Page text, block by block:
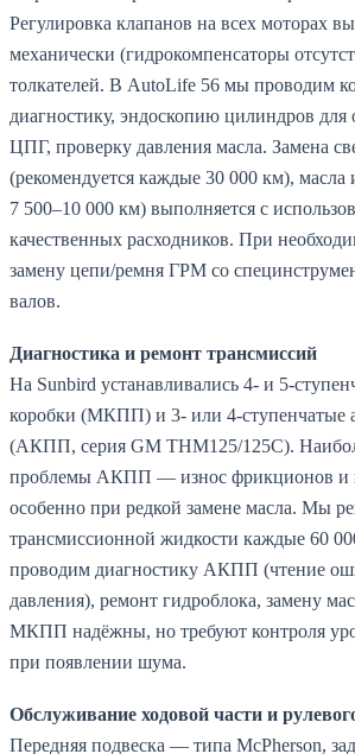
Регулировка клапанов на всех моторах
механически (гидрокомпенсаторы
толкателей. В AutoLife 56 мы проводим
диагностику, эндоскопию цилиндров для
ЦПГ, проверку давления масла. Замена
(рекомендуется каждые 30 000 км),
7 500–10 000 км) выполняется с
качественных расходников. При
замену цепи/ремня ГРМ со
валов.
Диагностика и ремонт трансмиссий
На Sunbird устанавливались 4- и 5-
коробки (МКПП) и 3- или 4-ступенчатые
(АКПП, серия GM THM125/125C).
проблемы АКПП — износ фрикционов и
особенно при редкой замене масла. Мы
трансмиссионной жидкости каждые 60
проводим диагностику АКПП (чтение
давления), ремонт гидроблока, замену
МКПП надёжны, но требуют контроля
при появлении шума.
Обслуживание ходовой части и
Передняя подвеска — типа McPherson,